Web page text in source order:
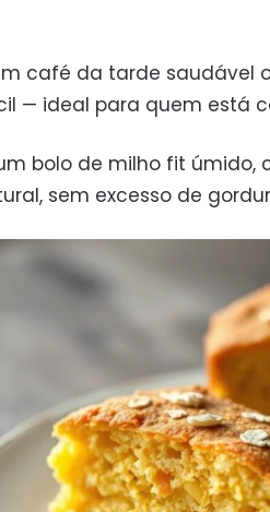
café da tarde saudável
— ideal para quem está
bolo de milho fit úmido,
sem excesso de